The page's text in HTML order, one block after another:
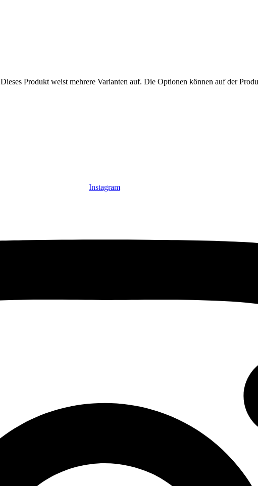
Dieses Produkt weist mehrere Varianten auf. Die Optionen können auf der
Instagram